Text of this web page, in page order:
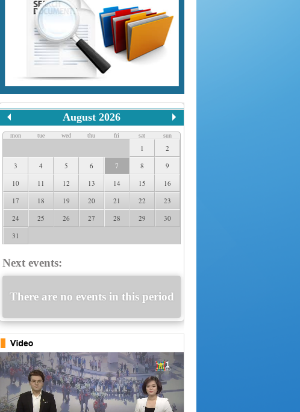
August 2026
mon tue wed thu fri sat sun
1
2
3
4 5 6 7 8
9
10
11 12 13 14 15
16
17
18 19 20 21 22
23
24
25 26 27 28 29
30
31
Next events:
There are no events in this period